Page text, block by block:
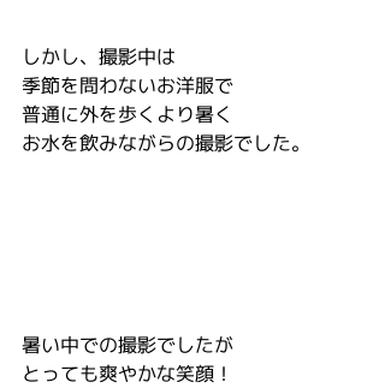
しかし、撮影中は
季節を問わないお洋服で
普通に外を歩くより暑く
お水を飲みながらの撮影でした。
暑い中での撮影でしたが
とっても爽やかな笑顔！